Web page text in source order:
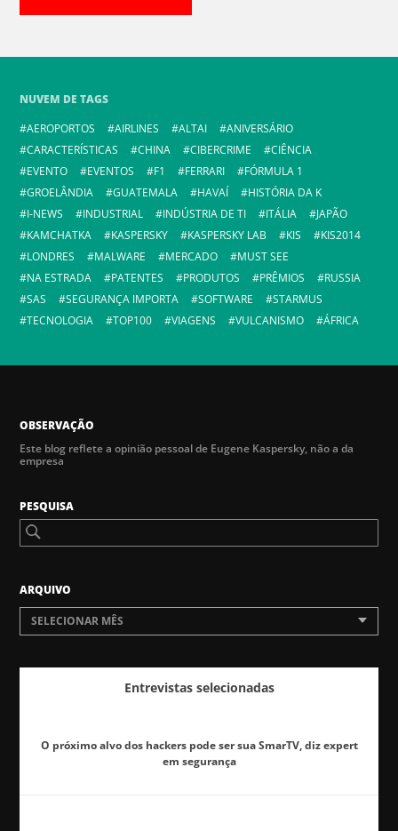
NUVEM DE TAGS
AEROPORTOS
AIRLINES ALTAI
ANIVERSÁRIO
CARACTERÍSTICAS
CHINA CIBERCRIME
CIÊNCIA
EVENTO
EVENTOS F1 FERRARI
FÓRMULA 1
GROELÂNDIA
GUATEMALA HAVAÍ
HISTÓRIA DA K
I-NEWS
INDUSTRIAL INDÚSTRIA DE TI ITÁLIA
JAPÃO
KAMCHATKA
KASPERSKY KASPERSKY LAB KIS
KIS2014
LONDRES
MALWARE MERCADO
MUST SEE
NA ESTRADA
PATENTES PRODUTOS PRÊMIOS
RUSSIA
SAS
SEGURANÇA IMPORTA SOFTWARE
STARMUS
TECNOLOGIA
TOP100 VIAGENS VULCANISMO ÁFRICA
OBSERVAÇÃO
Este blog reflete a opinião pessoal de Eugene Kaspersky, não a da
empresa
PESQUISA
ARQUIVO
SELECIONAR MÊS
Entrevistas selecionadas
O próximo alvo dos hackers pode ser sua SmarTV, diz expert
em segurança